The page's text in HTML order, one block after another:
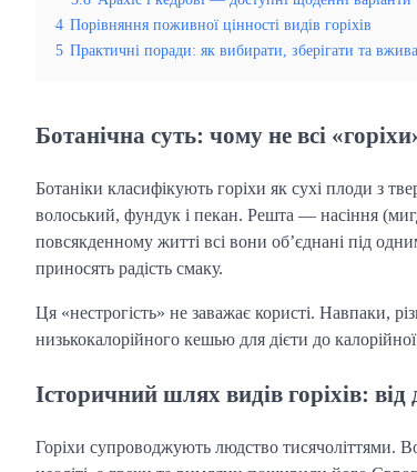
4 Порівняння поживної цінності видів горіхів
5 Практичні поради: як вибирати, зберігати та
Ботанічна суть: чому не всі
Ботаніки класифікують горіхи як сухі плоди з
волоський, фундук і пекан. Решта — насіння
повсякденному житті всі вони об’єднані під
приносять радість смаку.
Ця «нестрогість» не заважає користі. Навпаки,
низькокалорійного кешью для дієти до
Історичний шлях видів горіхів: від
Горіхи супроводжують людство тисячоліттями.